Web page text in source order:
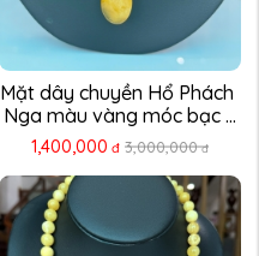
Mặt dây chuyền Hổ Phách
Nga màu vàng móc bạc ...
1,400,000 đ 3,000,000 đ